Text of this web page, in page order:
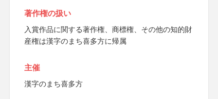
著作権の扱い
入賞作品に関する著作権、商標権、その他の知的財
産権は漢字のまち喜多方に帰属
主催
漢字のまち喜多方